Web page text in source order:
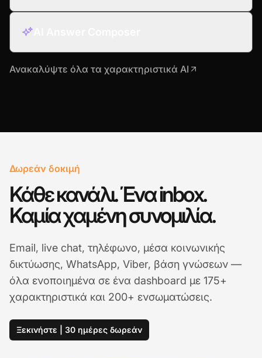
Ανακαλύψτε όλα τα χαρακτηριστικά AI
Δωρεάν δοκιμή
Κάθε κανάλι. Ένα inbox.
Καμία χαμένη συνομιλία.
Email, live chat, τηλέφωνο, μέσα κοινωνικής
δικτύωσης, WhatsApp, Viber, βάση γνώσεων —
όλα ενοποιημένα σε ένα dashboard με 175+
χαρακτηριστικά και 200+ ενσωματώσεις.
Ξεκινήστε | 30 ημέρες δωρεάν